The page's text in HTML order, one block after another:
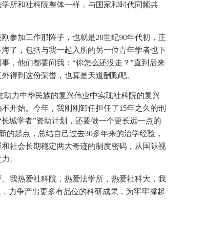
所和社科院整体一样，与国家和时代同频共
参加工作那阵子，也就是20世纪90年代初，正
了，包括与我一起入所的另一位青年学者也下
，他们都要问我：“你怎么还没走？”直到后来
得到这份荣誉，也算是天道酬勤吧。
力中华民族的复兴伟业中实现社科院的复兴
开始。今年，我刚刚卸任担任了15年之久的刑
城学者”资助计划，还要做一个更长远一点的
的起点，总结自己过去30多年来的治学经验，
社会长期稳定两大奇迹的制度密码，从国际视
。
我热爱社科院，热爱法学所，热爱社科大，我
力争产出更多有品位的科研成果，为牢牢撑起